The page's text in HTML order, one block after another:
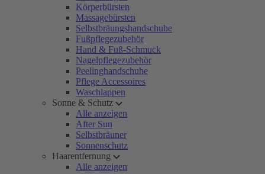
Körperbürsten
Massagebürsten
Selbstbräungshandschuhe
Fußpflegezubehör
Hand & Fuß-Schmuck
Nagelpflegezubehör
Peelinghandschuhe
Pflege Accessoires
Waschlappen
Sonne & Schutz
Alle anzeigen
After Sun
Selbstbräuner
Sonnenschutz
Haarentfernung
Alle anzeigen